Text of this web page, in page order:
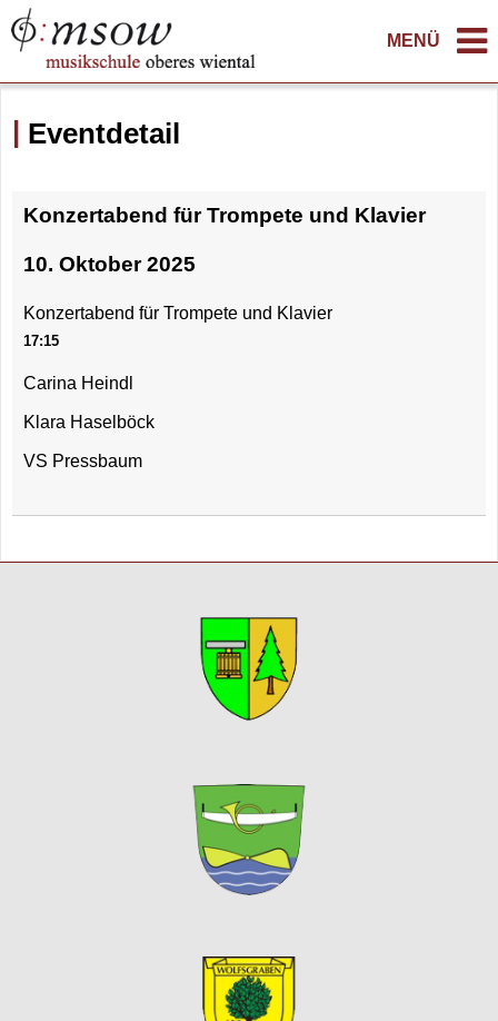
MENÜ
Eventdetail
Konzertabend für Trompete und Klavier
10. Oktober 2025
Konzertabend für Trompete und Klavier
17:15
Carina Heindl
Klara Haselböck
VS Pressbaum